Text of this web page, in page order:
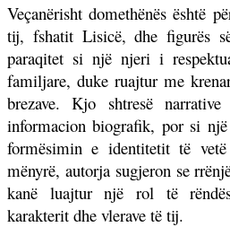
Veçanërisht domethënës është
tij, fshatit Lisicë, dhe figurës
paraqitet si një njeri i
familjare, duke ruajtur me
brezave. Kjo shtresë
informacion biografik, por si
formësimin e identitetit të
mënyrë, autorja sugjeron se
kanë luajtur një rol të
karakterit dhe vlerave të tij.